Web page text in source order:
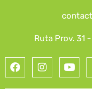
Ruta Prov. 31